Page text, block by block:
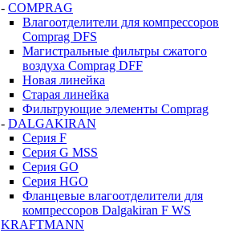
- COMPRAG
Влагоотделители для компрессоров
Comprag DFS
Магистральные фильтры сжатого
воздуха Comprag DFF
Новая линейка
Старая линейка
Фильтрующие элементы Comprag
- DALGAKIRAN
Серия F
Серия G MSS
Серия GO
Серия HGO
Фланцевые влагоотделители для
компрессоров Dalgakiran F WS
KRAFTMANN